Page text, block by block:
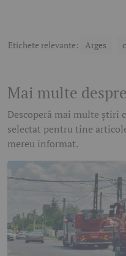
Etichete relevante: Arges
Mai multe
Descoperă mai multe știri
selectat pentru tine
mereu informat.